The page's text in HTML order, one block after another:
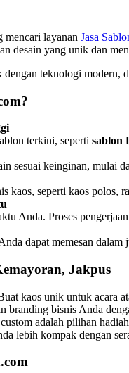
mencari layanan Jasa
desain yang unik dan
teknologi modern,
terkini, seperti sablon
sesuai keinginan,
kaos, seperti kaos polos,
Anda. Proses
dapat memesan
Jakpus
kaos unik untuk acara
branding bisnis Anda
adalah pilihan
lebih kompak dengan